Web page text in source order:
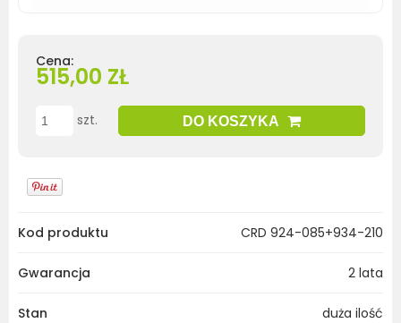
Kod produktu CRD 924-085+934-210
Gwarancja 2 lata
Stan duża ilość
Cena:
515,00 ZŁ
szt. DO KOSZYKA